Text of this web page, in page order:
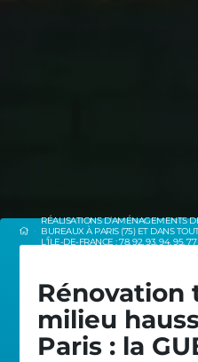
RÉALISATIONS D’AMÉNAGEMENTS
BUREAUX À PARIS (75) ET DANS
L’ÎLE-DE-FRANCE : 78, 92, 93, 94, 95, 77
Rénovation
milieu
Paris : la